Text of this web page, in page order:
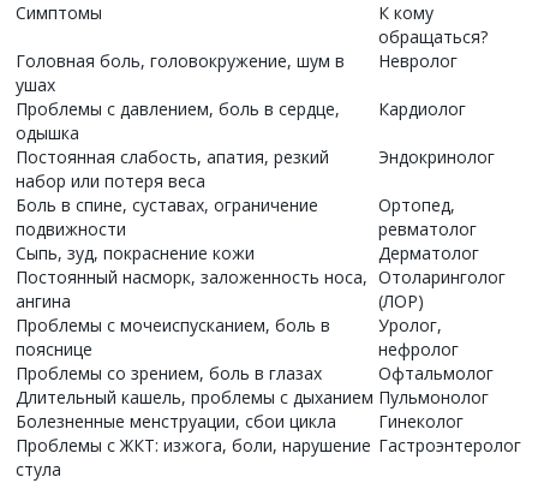
Симптомы
К кому
обращаться?
Головная боль, головокружение, шум в
ушах
Невролог
Проблемы с давлением, боль в сердце,
одышка
Кардиолог
Постоянная слабость, апатия, резкий
набор или потеря веса
Эндокринолог
Боль в спине, суставах, ограничение
подвижности
Ортопед,
ревматолог
Сыпь, зуд, покраснение кожи
Дерматолог
Постоянный насморк, заложенность носа,
ангина
Отоларинголог
(ЛОР)
Проблемы с мочеиспусканием, боль в
пояснице
Уролог,
нефролог
Проблемы со зрением, боль в глазах
Офтальмолог
Длительный кашель, проблемы с дыханием Пульмонолог
Болезненные менструации, сбои цикла
Гинеколог
Проблемы с ЖКТ: изжога, боли, нарушение
стула
Гастроэнтеролог